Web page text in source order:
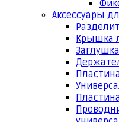
Аксессуары
Крышка